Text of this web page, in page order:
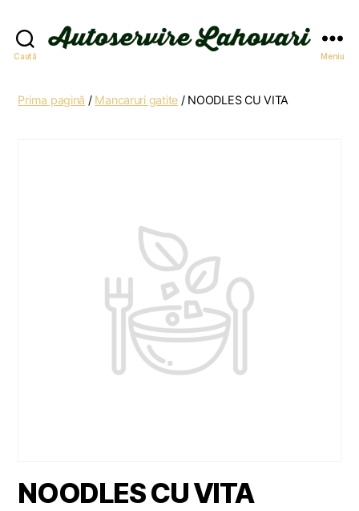
Caută Meniu
Prima pagină / Mancaruri gatite / NOODLES CU VITA
NOODLES CU VITA